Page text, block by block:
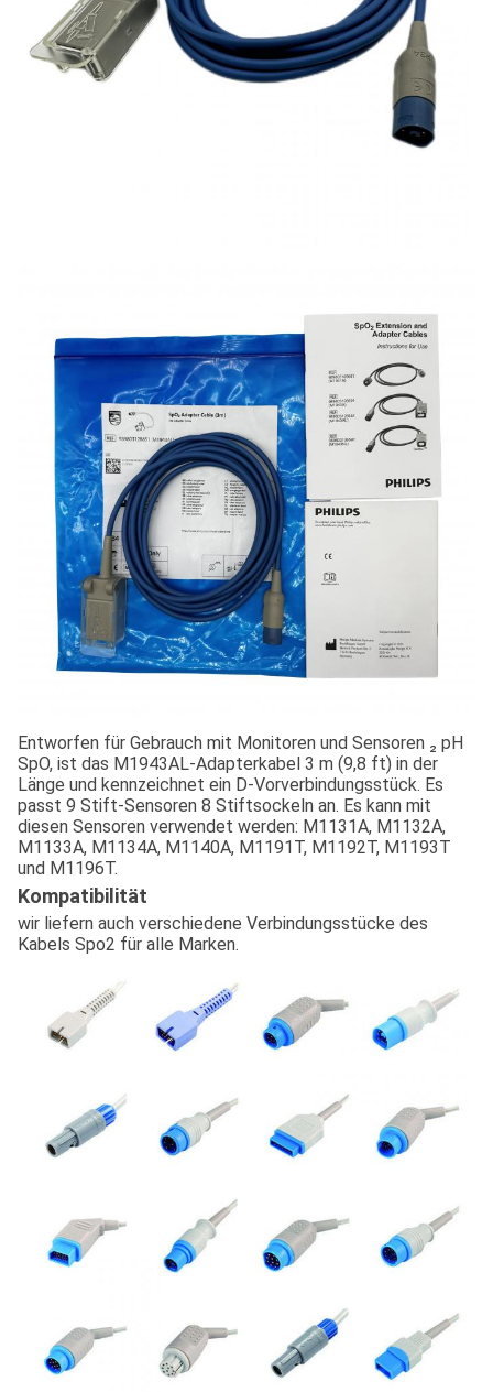
Entworfen für Gebrauch mit Monitoren und Sensoren ₂ pH
SpO, ist das M1943AL-Adapterkabel 3 m (9,8 ft) in der
Länge und kennzeichnet ein D-Vorverbindungsstück. Es
passt 9 Stift-Sensoren 8 Stiftsockeln an. Es kann mit
diesen Sensoren verwendet werden: M1131A, M1132A,
M1133A, M1134A, M1140A, M1191T, M1192T, M1193T
und M1196T.
Kompatibilität
wir liefern auch verschiedene Verbindungsstücke des
Kabels Spo2 für alle Marken.